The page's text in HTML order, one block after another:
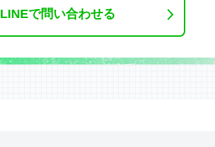
LINEで問い合わせる